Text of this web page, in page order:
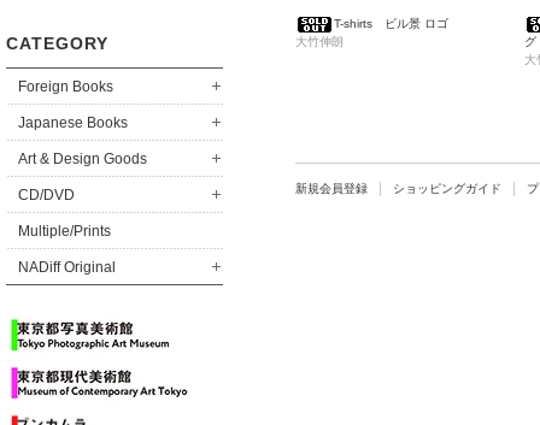
CATEGORY
Foreign Books
Japanese Books
Art & Design Goods
CD/DVD
Multiple/Prints
NADiff Original
T-shirts ビル景 ロゴ
大竹伸朗
グ
大
新規会員登録 ショッピングガイド